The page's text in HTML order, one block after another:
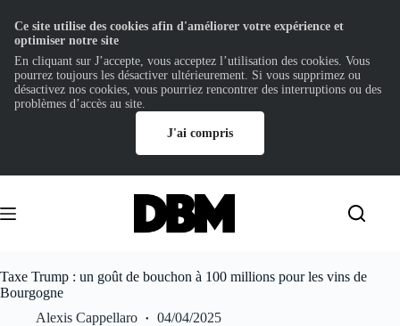
contenu
Taxe Trump : un goût de bouchon à 100 millions pour les vins de
Bourgogne
Alexis Cappellaro
04/04/2025
Ce site utilise des cookies afin d'améliorer votre expérience et
optimiser notre site
En cliquant sur J’accepte, vous acceptez l’utilisation des cookies. Vous
pourrez toujours les désactiver ultérieurement. Si vous supprimez ou
désactivez nos cookies, vous pourriez rencontrer des interruptions ou des
problèmes d’accès au site.
J'ai compris